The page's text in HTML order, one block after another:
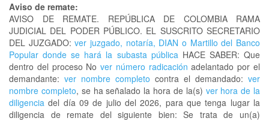
Aviso de remate:
AVISO DE REMATE. REPÚBLICA DE COLOMBIA RAMA
JUDICIAL DEL PODER PÚBLICO. EL SUSCRITO SECRETARIO
DEL JUZGADO: ver juzgado, notaría, DIAN o Martillo del Banco
Popular donde se hará la subasta públicaHACE SABER: Que
dentro del proceso Nover número radicación adelantado por el
demandante: ver nombre completo contra el demandado: ver
nombre completo, se ha señalado la hora de la(s) ver hora de la
diligencia del día 09 de julio del 2026, para que tenga lugar la
diligencia de remate del siguiente bien: Se trata de un(a)